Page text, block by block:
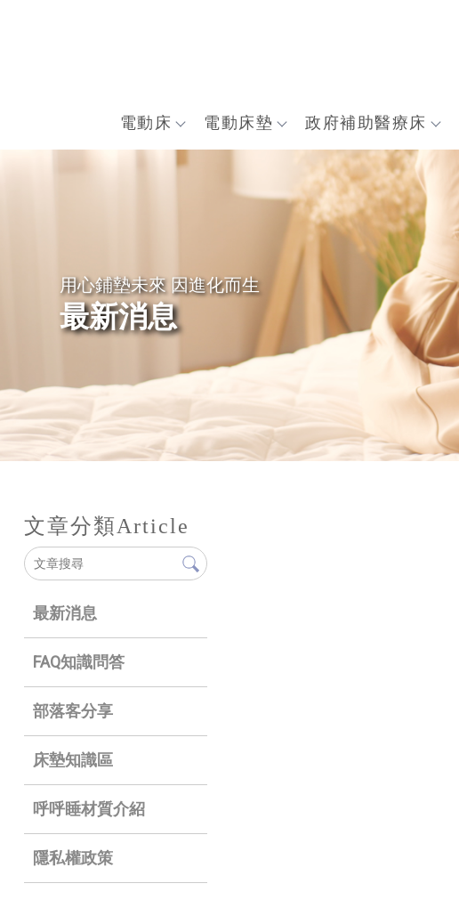
電動床 電動床墊 政府補助醫療床
最新消息
文章分類Article
最新消息
FAQ知識問答
部落客分享
床墊知識區
呼呼睡材質介紹
隱私權政策